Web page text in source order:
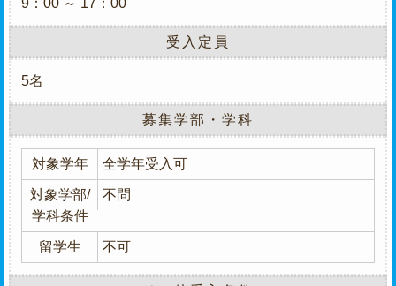
9：00 ～ 17：00
受入定員
5名
募集学部・学科
対象学年 全学年受入可
対象学部/
学科条件
不問
留学生 不可